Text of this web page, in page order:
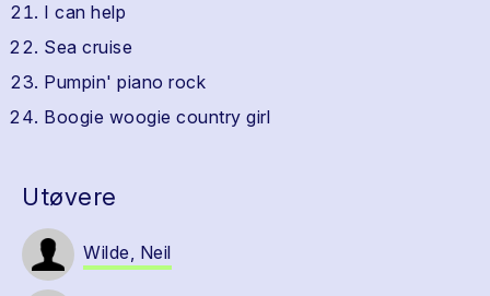
I can help
Sea cruise
Pumpin' piano rock
Boogie woogie country girl
Utøvere
Wilde, Neil